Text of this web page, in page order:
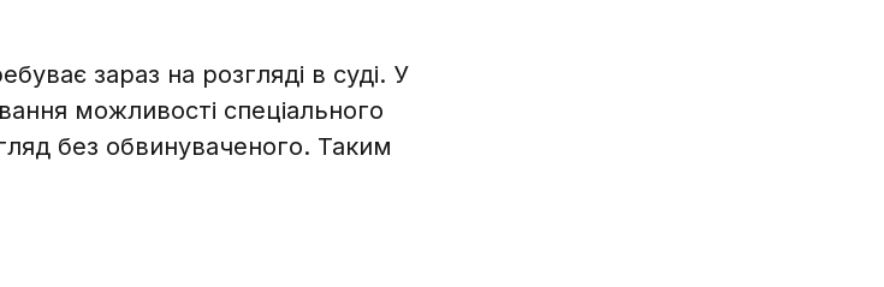
зараз на розгляді в суді. У
можливості спеціального
без обвинуваченого. Таким